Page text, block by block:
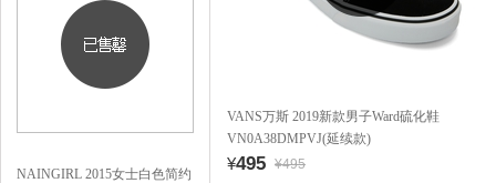
NAINGIRL 2015女士白色简约
VANS万斯 2019新款男子Ward硫化鞋
VN0A38DMPVJ(延续款)
¥495 ¥495